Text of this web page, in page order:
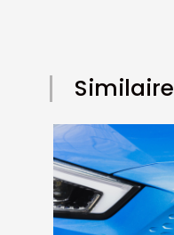
Similaire